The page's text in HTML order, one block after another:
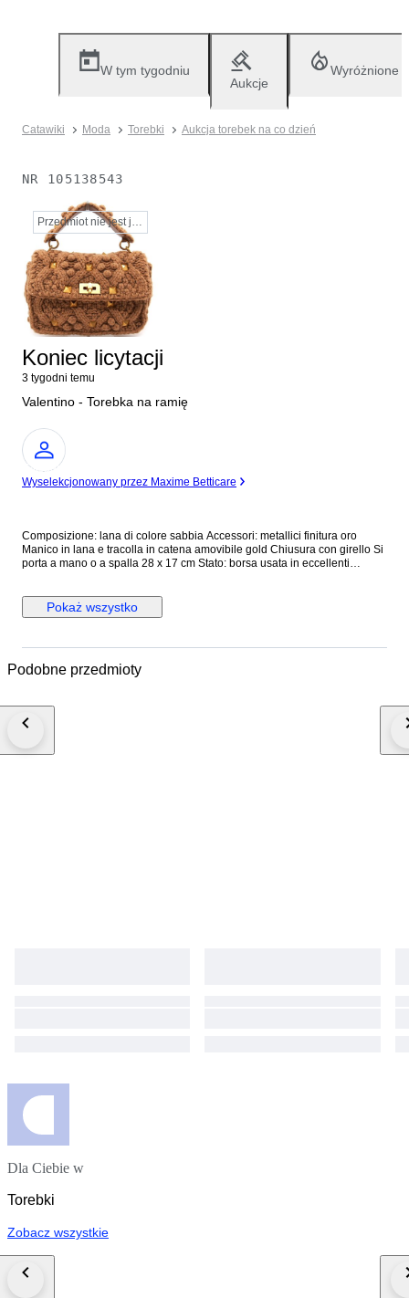
W tym tygodniu
Aukcje
Wyróżnione
Catawiki Moda Torebki Aukcja torebek na co dzień
NR 105138543
Przedmiot nie jest już dostępny
Koniec licytacji
3 tygodni temu
Valentino - Torebka na ramię
Ekspert
Wyselekcjonowany przez Maxime Betticare
Composizione: lana di colore sabbia Accessori: metallici finitura oro
Manico in lana e tracolla in catena amovibile gold Chiusura con girello Si
porta a mano o a spalla 28 x 17 cm Stato: borsa usata in eccellenti
Pokaż wszystko
Podobne przedmioty
Dla Ciebie w
Torebki
Zobacz wszystkie